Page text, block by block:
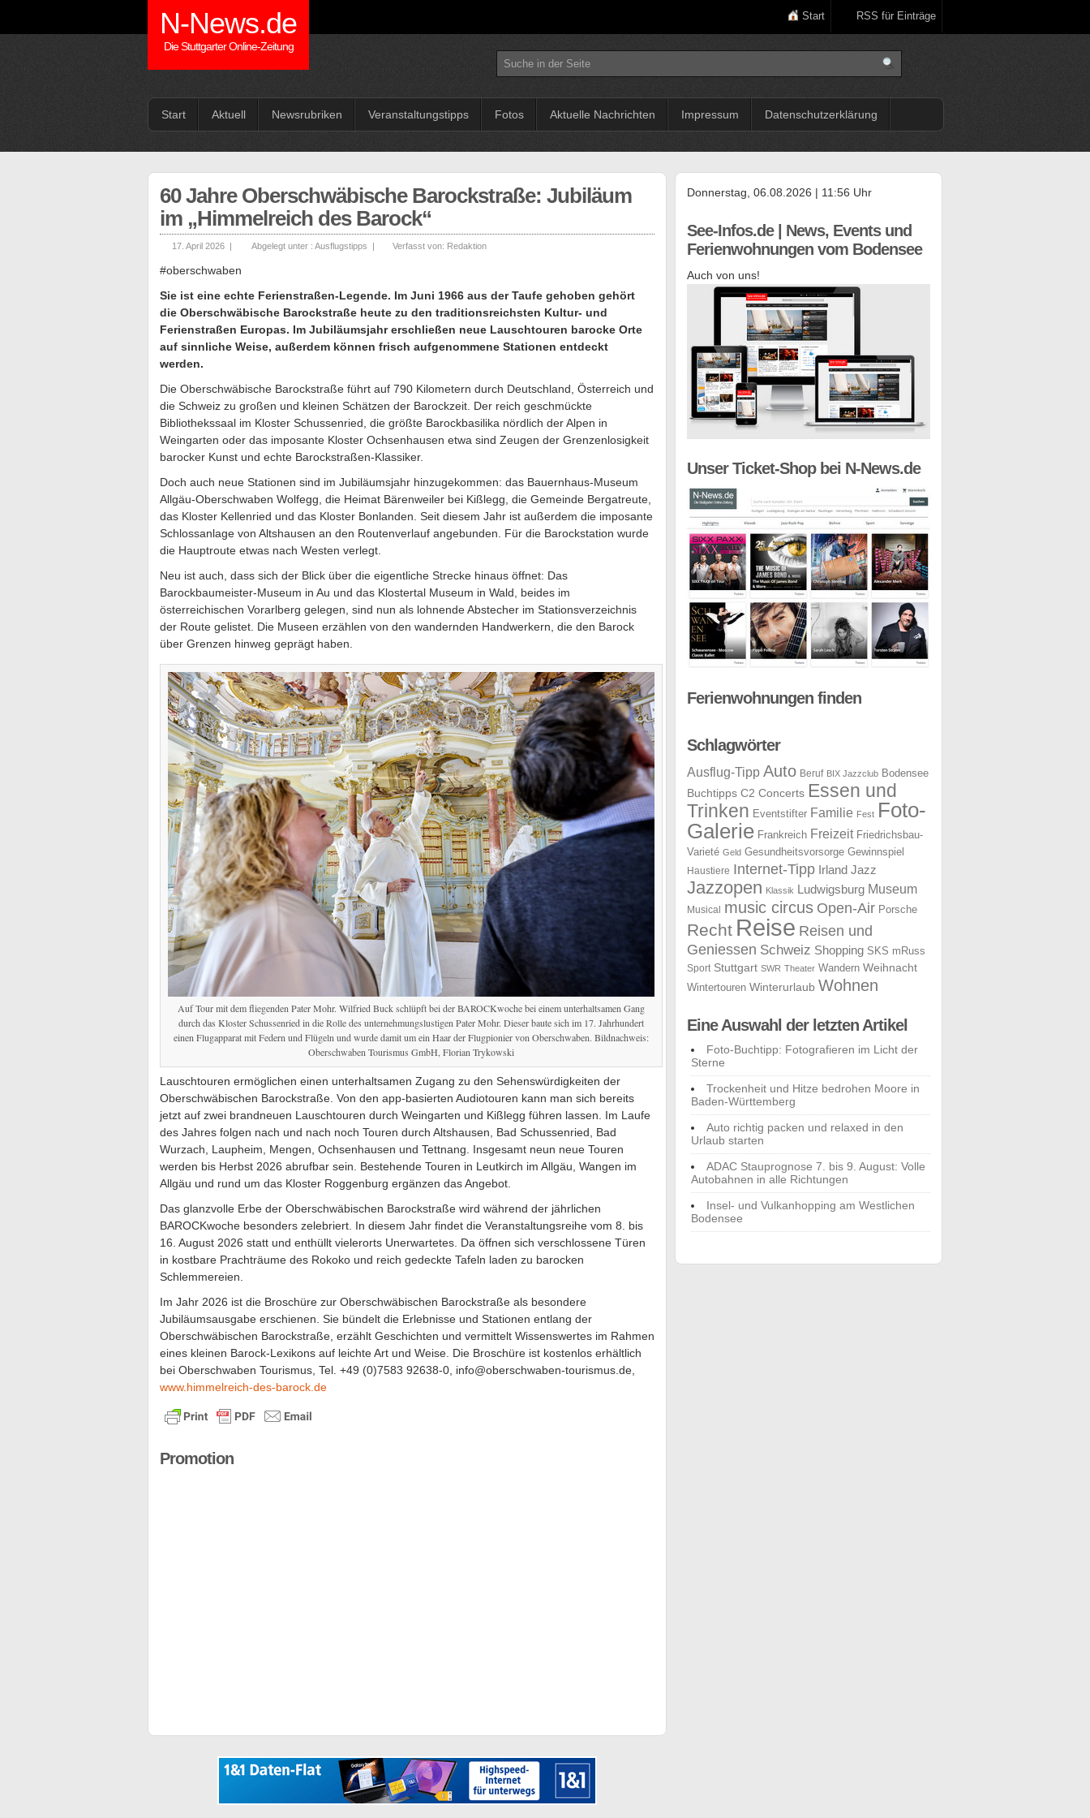
N-News.de
Die Stuttgarter Online-Zeitung
Start RSS für Einträge
Start Aktuell Newsrubriken Veranstaltungstipps Fotos Aktuelle Nachrichten Impressum Datenschutzerklärung
60 Jahre Oberschwäbische Barockstraße: Jubiläum
im „Himmelreich des Barock“
17. April 2026 | Abgelegt unter : Ausflugstipps | Verfasst von: Redaktion
#oberschwaben
Sie ist eine echte Ferienstraßen-Legende. Im Juni 1966 aus der Taufe gehoben gehört
die Oberschwäbische Barockstraße heute zu den traditionsreichsten Kultur- und
Ferienstraßen Europas. Im Jubiläumsjahr erschließen neue Lauschtouren barocke Orte
auf sinnliche Weise, außerdem können frisch aufgenommene Stationen entdeckt
werden.
Die Oberschwäbische Barockstraße führt auf 790 Kilometern durch Deutschland, Österreich und
die Schweiz zu großen und kleinen Schätzen der Barockzeit. Der reich geschmückte
Bibliothekssaal im Kloster Schussenried, die größte Barockbasilika nördlich der Alpen in
Weingarten oder das imposante Kloster Ochsenhausen etwa sind Zeugen der Grenzenlosigkeit
barocker Kunst und echte Barockstraßen-Klassiker.
Doch auch neue Stationen sind im Jubiläumsjahr hinzugekommen: das Bauernhaus-Museum
Allgäu-Oberschwaben Wolfegg, die Heimat Bärenweiler bei Kißlegg, die Gemeinde Bergatreute,
das Kloster Kellenried und das Kloster Bonlanden. Seit diesem Jahr ist außerdem die imposante
Schlossanlage von Altshausen an den Routenverlauf angebunden. Für die Barockstation wurde
die Hauptroute etwas nach Westen verlegt.
Neu ist auch, dass sich der Blick über die eigentliche Strecke hinaus öffnet: Das
Barockbaumeister-Museum in Au und das Klostertal Museum in Wald, beides im
österreichischen Vorarlberg gelegen, sind nun als lohnende Abstecher im Stationsverzeichnis
der Route gelistet. Die Museen erzählen von den wandernden Handwerkern, die den Barock
über Grenzen hinweg geprägt haben.
Auf Tour mit dem fliegenden Pater Mohr. Wilfried Buck schlüpft bei der BAROCKwoche bei einem unterhaltsamen Gang
durch das Kloster Schussenried in die Rolle des unternehmungslustigen Pater Mohr. Dieser baute sich im 17. Jahrhundert
einen Flugapparat mit Federn und Flügeln und wurde damit um ein Haar der Flugpionier von Oberschwaben. Bildnachweis:
Oberschwaben Tourismus GmbH, Florian Trykowski
Lauschtouren ermöglichen einen unterhaltsamen Zugang zu den Sehenswürdigkeiten der
Oberschwäbischen Barockstraße. Von den app-basierten Audiotouren kann man sich bereits
jetzt auf zwei brandneuen Lauschtouren durch Weingarten und Kißlegg führen lassen. Im Laufe
des Jahres folgen nach und nach noch Touren durch Altshausen, Bad Schussenried, Bad
Wurzach, Laupheim, Mengen, Ochsenhausen und Tettnang. Insgesamt neun neue Touren
werden bis Herbst 2026 abrufbar sein. Bestehende Touren in Leutkirch im Allgäu, Wangen im
Allgäu und rund um das Kloster Roggenburg ergänzen das Angebot.
Das glanzvolle Erbe der Oberschwäbischen Barockstraße wird während der jährlichen
BAROCKwoche besonders zelebriert. In diesem Jahr findet die Veranstaltungsreihe vom 8. bis
16. August 2026 statt und enthüllt vielerorts Unerwartetes. Da öffnen sich verschlossene Türen
in kostbare Prachträume des Rokoko und reich gedeckte Tafeln laden zu barocken
Schlemmereien.
Im Jahr 2026 ist die Broschüre zur Oberschwäbischen Barockstraße als besondere
Jubiläumsausgabe erschienen. Sie bündelt die Erlebnisse und Stationen entlang der
Oberschwäbischen Barockstraße, erzählt Geschichten und vermittelt Wissenswertes im Rahmen
eines kleinen Barock-Lexikons auf leichte Art und Weise. Die Broschüre ist kostenlos erhältlich
bei Oberschwaben Tourismus, Tel. +49 (0)7583 92638-0, info@oberschwaben-tourismus.de,
www.himmelreich-des-barock.de
Promotion
Donnerstag, 06.08.2026 | 11:56 Uhr
See-Infos.de | News, Events und
Ferienwohnungen vom Bodensee
Auch von uns!
Unser Ticket-Shop bei N-News.de
Ferienwohnungen finden
Schlagwörter
Ausflug-Tipp Auto Beruf BIX Jazzclub Bodensee
Buchtipps C2 Concerts Essen und
Trinken Eventstifter Familie Fest Foto-
Galerie Frankreich Freizeit Friedrichsbau-
Varieté Geld Gesundheitsvorsorge Gewinnspiel
Haustiere Internet-Tipp Irland Jazz
Jazzopen Klassik Ludwigsburg Museum
Musical music circus Open-Air Porsche
Recht Reise Reisen und
Geniessen Schweiz Shopping SKS mRuss
Sport Stuttgart SWR Theater Wandern Weihnacht
Wintertouren Winterurlaub Wohnen
Eine Auswahl der letzten Artikel
Foto-Buchtipp: Fotografieren im Licht der
Sterne
Trockenheit und Hitze bedrohen Moore in
Baden-Württemberg
Auto richtig packen und relaxed in den
Urlaub starten
ADAC Stauprognose 7. bis 9. August: Volle
Autobahnen in alle Richtungen
Insel- und Vulkanhopping am Westlichen
Bodensee